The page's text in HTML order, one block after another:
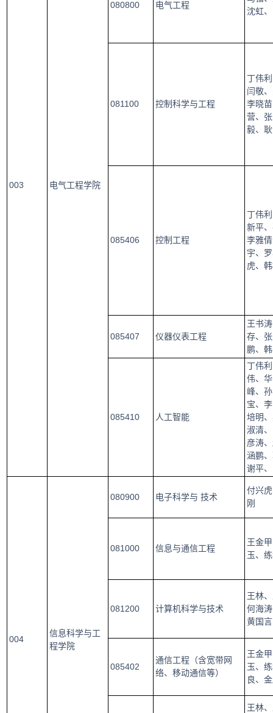
003 电气工程学院
080800 电气工程
沈虹
081100 控制科学与工程
丁伟
闫敬
李晓
营、
毅、
085406 控制工程
丁伟
新平
李雅
宇、
虎、
085407 仪器仪表工程
王书
存、
鹏、
085410 人工智能
丁伟
伟、
峰、
宝、
培明
淑清
彦涛
涵鹏
谢平
004
信息科学与工
程学院
080900 电子科学与 技术
付兴
刚
081000 信息与通信工程
王金
玉、
081200 计算机科学与技术
王林
何海
黄国言
085402
通信工程（含宽带网
络、移动通信等）
王金
玉、
良、
王林